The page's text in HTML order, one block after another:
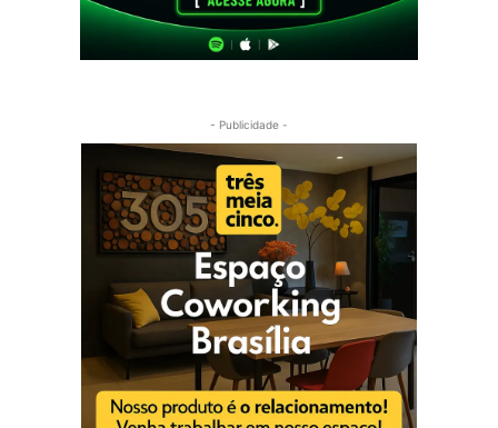
- Publicidade -